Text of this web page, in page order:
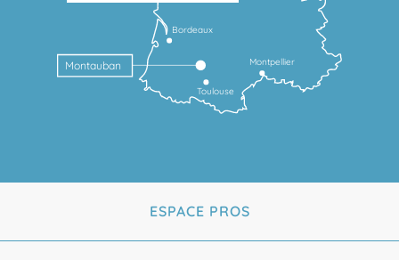
Toulouse
Montpellier
Bordeaux
Montauban
ESPACE PROS